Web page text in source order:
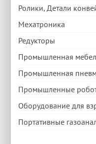
Ролики, Детали
Мехатроника
Редукторы
Промышленная
Промышленная
Промышленные
Оборудование для
Портативные